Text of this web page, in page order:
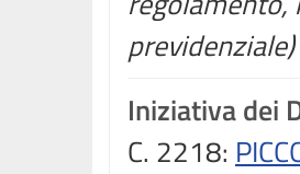
Iniziativa dei
C. 2218: